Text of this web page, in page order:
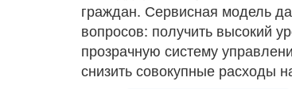
граждан. Сервисная модель
вопросов: получить высокий
прозрачную систему
снизить совокупные расходы